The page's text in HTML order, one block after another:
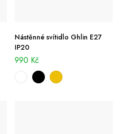
Nástěnné svítidlo Ghlin E27
IP20
990 Kč